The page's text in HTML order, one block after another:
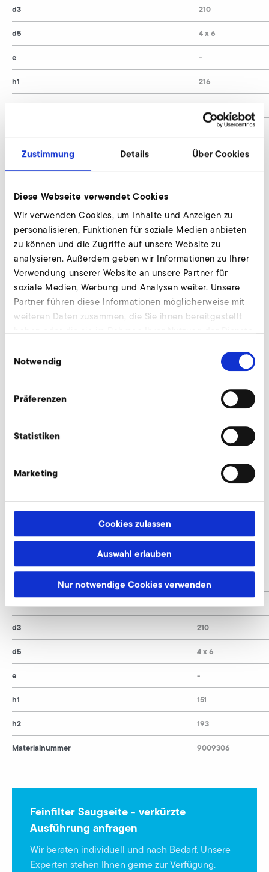
Zustimmung Details Über Cookies
Diese Webseite verwendet Cookies
Wir verwenden Cookies, um Inhalte und Anzeigen zu
personalisieren, Funktionen für soziale Medien anbieten
zu können und die Zugriffe auf unsere Website zu
analysieren. Außerdem geben wir Informationen zu Ihrer
Verwendung unserer Website an unsere Partner für
soziale Medien, Werbung und Analysen weiter. Unsere
Partner führen diese Informationen möglicherweise mit
weiteren Daten zusammen, die Sie ihnen bereitgestellt
Notwendig
Präferenzen
Statistiken
Marketing
Cookies zulassen
Auswahl erlauben
Nur notwendige Cookies verwenden
d3
d5
e
h1
h2
210
4 x 6
-
216
265
9009117
Feinfilter, Saugseite anfragen
Wir beraten individuell und nach Bedarf. Unsere
Experten stehen Ihnen gerne zur Verfügung.
Jetzt anfragen
Feinfilter Saugseite - verkürzte Ausführung
d2
d3
d5
e
h1
h2
Materialnummer
120
147
210
4 x 6
-
151
193
9009306
Feinfilter Saugseite - verkürzte
Ausführung anfragen
Wir beraten individuell und nach Bedarf. Unsere
Experten stehen Ihnen gerne zur Verfügung.